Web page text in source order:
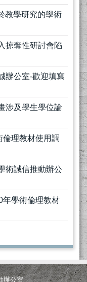
教學研究的學術
掠奪性研討會陷
辦公室-歡迎填寫
涉及學生學位論
倫理教材使用調
術誠信推動辦公
年學術倫理教材
辦公室